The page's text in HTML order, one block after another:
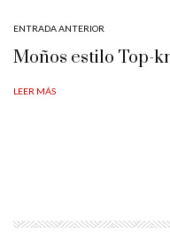
ENTRADA ANTERIOR
Moños estilo Top-
LEER MÁS